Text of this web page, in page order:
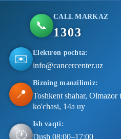
📞
CALL MARKAZ
1303
✉️ Elektron pochta:
info@cancercenter.uz
📍
Bizning manzilimiz:
Toshkent shahar,
ko'chasi, 14a uy
🕐
Ish vaqti:
Dush 08:00–17:00